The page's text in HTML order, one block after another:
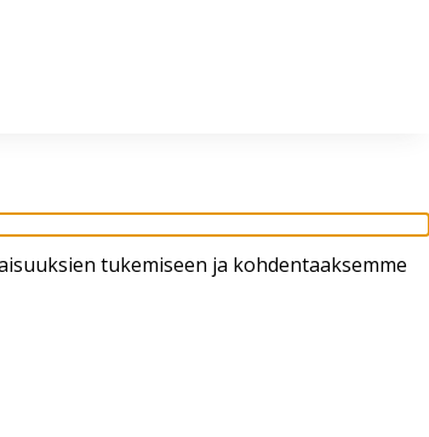
tukemiseen ja kohdentaaksemme